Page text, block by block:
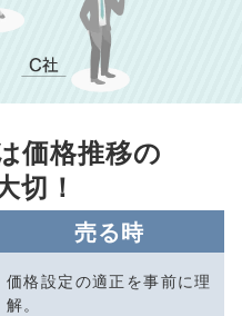
価格推移の
切！
売る時
価格設定の適正を事前に理
解。